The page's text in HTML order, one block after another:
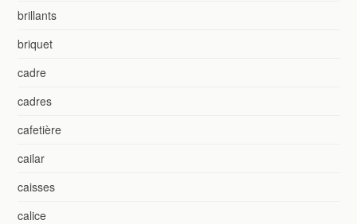
brillants
briquet
cadre
cadres
cafetière
cailar
caisses
calice